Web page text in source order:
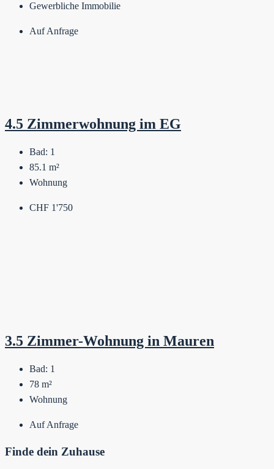
Gewerbliche Immobilie
Auf Anfrage
4.5 Zimmerwohnung im EG
Bad: 1
85.1 m²
Wohnung
CHF 1'750
3.5 Zimmer-Wohnung in Mauren
Bad: 1
78 m²
Wohnung
Auf Anfrage
Finde dein Zuhause